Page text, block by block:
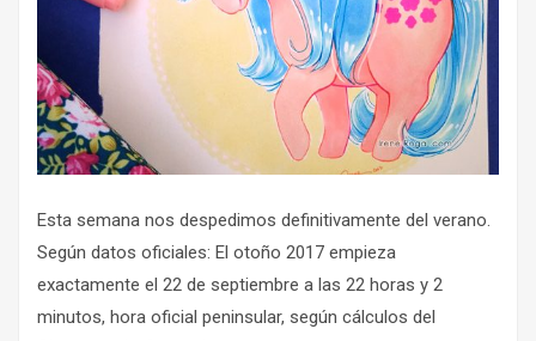
Esta semana nos despedimos definitivamente del verano.
Según datos oficiales: El otoño 2017 empieza
exactamente el 22 de septiembre a las 22 horas y 2
minutos, hora oficial peninsular, según cálculos del